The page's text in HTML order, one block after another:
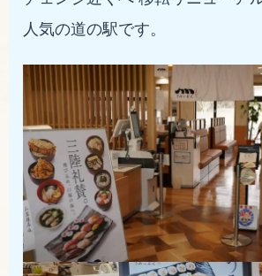
人気の道の駅です。